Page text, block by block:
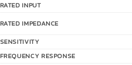
RATED INPUT
RATED IMPEDANCE
SENSITIVITY
FREQUENCY RESPONSE